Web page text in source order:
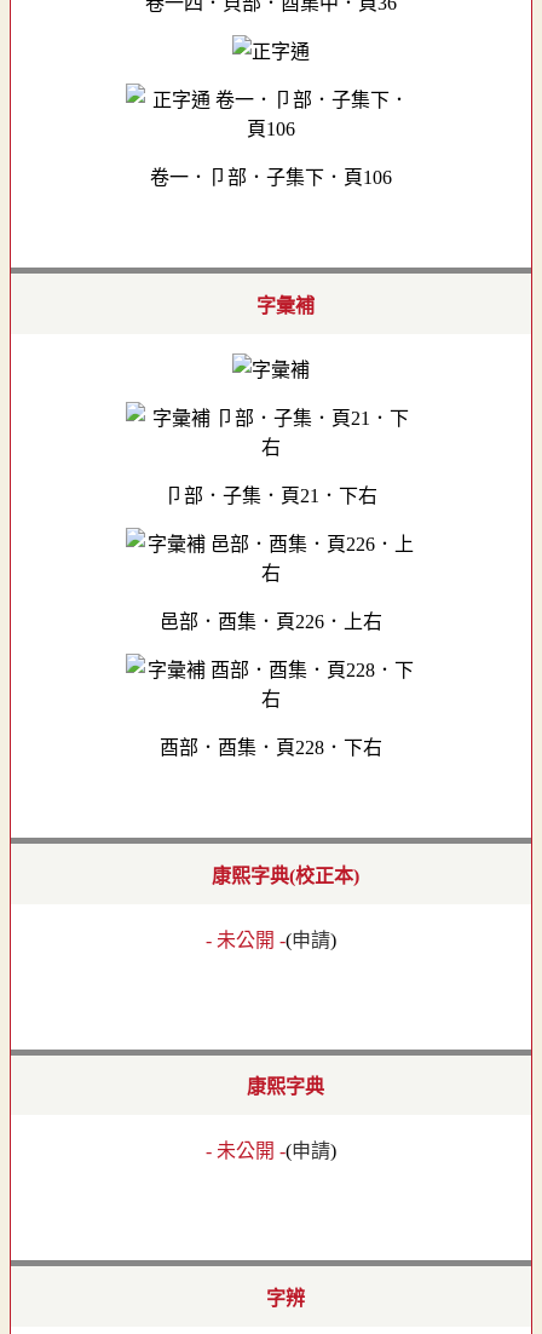
卷一．卩部．子集下．頁106
字彙補
卩部．子集．頁21．下右
邑部．酉集．頁226．上右
酉部．酉集．頁228．下右
康熙字典(校正本)
- 未公開 -(申請)
康熙字典
- 未公開 -(申請)
字辨